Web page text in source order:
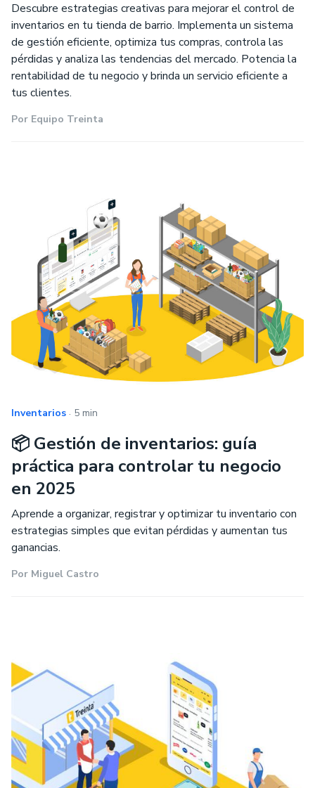
Descubre estrategias creativas para mejorar el control de
inventarios en tu tienda de barrio. Implementa un sistema
de gestión eficiente, optimiza tus compras, controla las
pérdidas y analiza las tendencias del mercado. Potencia la
rentabilidad de tu negocio y brinda un servicio eficiente a
tus clientes.
Por Equipo Treinta
Inventarios . 5 min
📦 Gestión de inventarios: guía
práctica para controlar tu negocio
en 2025
Aprende a organizar, registrar y optimizar tu inventario con
estrategias simples que evitan pérdidas y aumentan tus
ganancias.
Por Miguel Castro